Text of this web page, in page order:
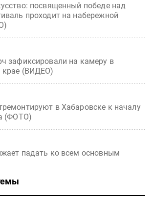
посвященный победе над
проходит на набережной
зафиксировали на камеру в
крае (ВИДЕО)
в Хабаровске к началу
(ФОТО)
падать ко всем основным